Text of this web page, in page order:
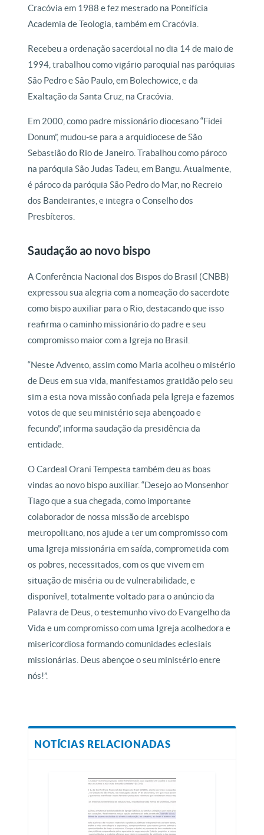
Cracóvia em 1988 e fez mestrado na Pontifícia
Academia de Teologia, também em Cracóvia.
Recebeu a ordenação sacerdotal no dia 14 de maio de
1994, trabalhou como vigário paroquial nas paróquias
São Pedro e São Paulo, em Bolechowice, e da
Exaltação da Santa Cruz, na Cracóvia.
Em 2000, como padre missionário diocesano “Fidei
Donum”, mudou-se para a arquidiocese de São
Sebastião do Rio de Janeiro. Trabalhou como pároco
na paróquia São Judas Tadeu, em Bangu. Atualmente,
é pároco da paróquia São Pedro do Mar, no Recreio
dos Bandeirantes, e integra o Conselho dos
Presbíteros.
Saudação ao novo bispo
A Conferência Nacional dos Bispos do Brasil (CNBB)
expressou sua alegria com a nomeação do sacerdote
como bispo auxiliar para o Rio, destacando que isso
reafirma o caminho missionário do padre e seu
compromisso maior com a Igreja no Brasil.
“Neste Advento, assim como Maria acolheu o mistério
de Deus em sua vida, manifestamos gratidão pelo seu
sim a esta nova missão confiada pela Igreja e fazemos
votos de que seu ministério seja abençoado e
fecundo”, informa saudação da presidência da
entidade.
O Cardeal Orani Tempesta também deu as boas
vindas ao novo bispo auxiliar. “Desejo ao Monsenhor
Tiago que a sua chegada, como importante
colaborador de nossa missão de arcebispo
metropolitano, nos ajude a ter um compromisso com
uma Igreja missionária em saída, comprometida com
os pobres, necessitados, com os que vivem em
situação de miséria ou de vulnerabilidade, e
disponível, totalmente voltado para o anúncio da
Palavra de Deus, o testemunho vivo do Evangelho da
Vida e um compromisso com uma Igreja acolhedora e
misericordiosa formando comunidades eclesiais
missionárias. Deus abençoe o seu ministério entre
nós!”.
NOTÍCIAS RELACIONADAS